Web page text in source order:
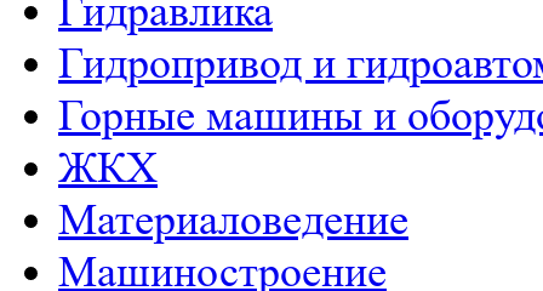
Гидравлика
Гидропривод и
Горные машины и
ЖКХ
Материаловедение
Машиностроение